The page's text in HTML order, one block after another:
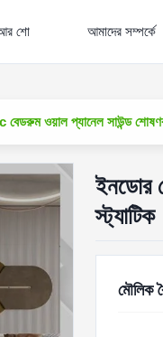
শো আমাদের সম্পর্কে
ওয়াল প্যানেল সাউন্ড
ইনডোর
স্ট্যাটিক
মৌলিক